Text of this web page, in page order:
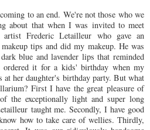
to an end. We're not those who we
about that when I was invited to meet
artistFrederic Letailleur who gave an
tips and did my makeup. He was
blue and lavender lips that reminded
it for a kids' birthday when my
at her daughter's birthday party. But what
First I have the great pleasure of
the exceptionally light and super long
taught me. Secondly, I have good
how to take care of wellies. Thirdly,